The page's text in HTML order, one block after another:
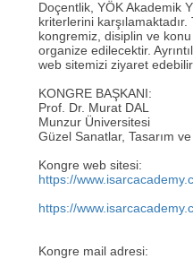
Doçentlik, YÖK Akademik
kriterlerini
kongremiz, disiplin ve
organize edilecektir.
web sitemizi ziyaret
KONGRE BAŞKANI:
Prof. Dr. Murat DAL
Munzur Üniversitesi
Güzel Sanatlar, Tasarım
Kongre web sitesi:
https://
https://
Kongre mail adresi: